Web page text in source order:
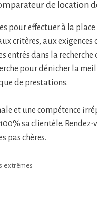
de location
pour effectuer à la
critères, aux exigences
entrés dans la recherche
pour dénicher la
de prestations.
et une compétence
sa clientèle. Rendez-
pas chères.
extrêmes